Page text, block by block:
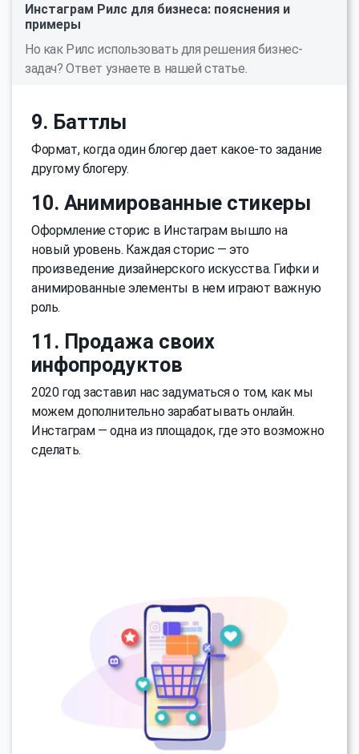
Инстаграм Рилс для бизнеса: пояснения и
примеры
Но как Рилс использовать для решения бизнес-
задач? Ответ узнаете в нашей статье.
9. Баттлы
Формат, когда один блогер дает какое-то задание
другому блогеру.
10. Анимированные стикеры
Оформление сторис в Инстаграм вышло на
новый уровень. Каждая сторис — это
произведение дизайнерского искусства. Гифки и
анимированные элементы в нем играют важную
роль.
11. Продажа своих
инфопродуктов
2020 год заставил нас задуматься о том, как мы
можем дополнительно зарабатывать онлайн.
Инстаграм — одна из площадок, где это возможно
сделать.